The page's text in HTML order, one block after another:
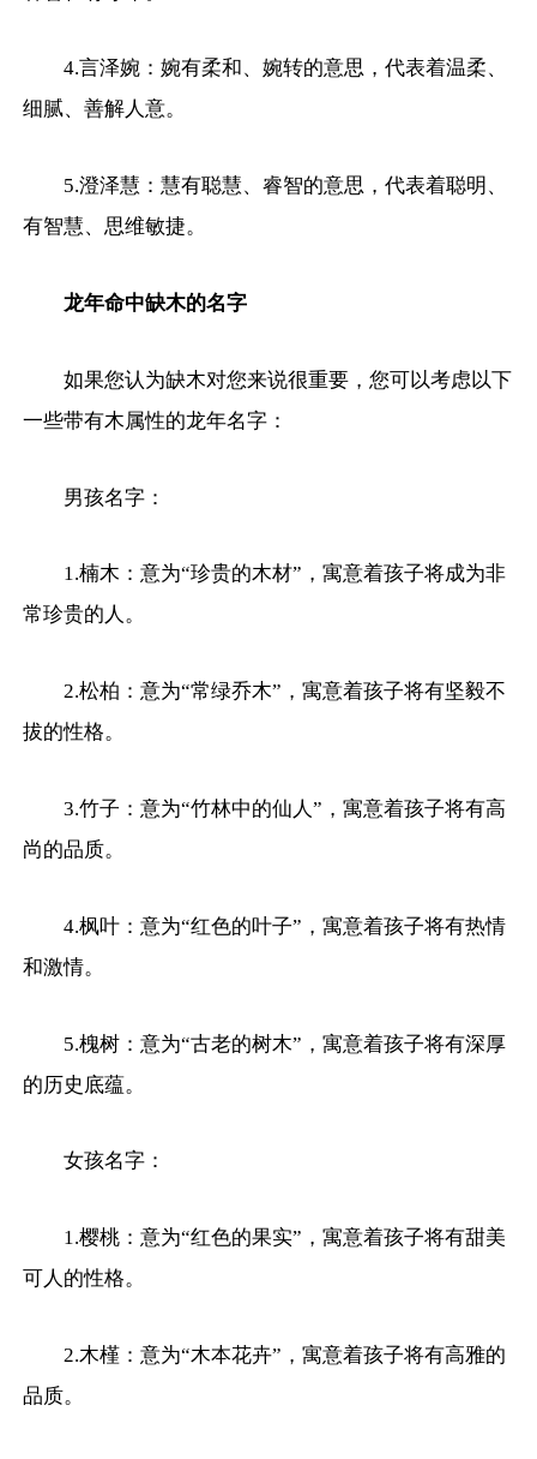
4.言泽婉：婉有柔和、婉转的意思，代表着温柔、
细腻、善解人意。
5.澄泽慧：慧有聪慧、睿智的意思，代表着聪明、
有智慧、思维敏捷。
龙年命中缺木的名字
如果您认为缺木对您来说很重要，您可以考虑以下
一些带有木属性的龙年名字：
男孩名字：
1.楠木：意为“珍贵的木材”，寓意着孩子将成为非
常珍贵的人。
2.松柏：意为“常绿乔木”，寓意着孩子将有坚毅不
拔的性格。
3.竹子：意为“竹林中的仙人”，寓意着孩子将有高
尚的品质。
4.枫叶：意为“红色的叶子”，寓意着孩子将有热情
和激情。
5.槐树：意为“古老的树木”，寓意着孩子将有深厚
的历史底蕴。
女孩名字：
1.樱桃：意为“红色的果实”，寓意着孩子将有甜美
可人的性格。
2.木槿：意为“木本花卉”，寓意着孩子将有高雅的
品质。